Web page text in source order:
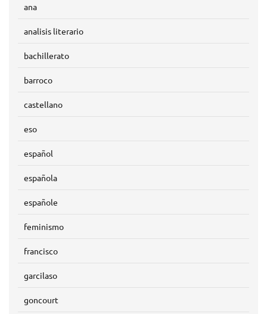
ana
analisis literario
bachillerato
barroco
castellano
eso
español
española
españole
feminismo
francisco
garcilaso
goncourt